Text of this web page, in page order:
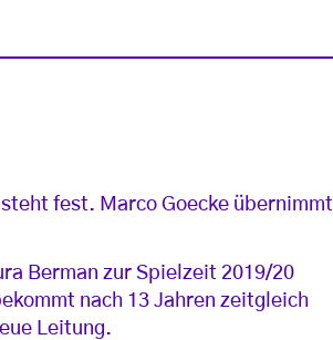
fest. Marco Goecke übernimmt
Berman zur Spielzeit 2019/20
nach 13 Jahren zeitgleich
Leitung.